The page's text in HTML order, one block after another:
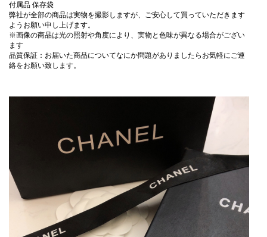
付属品 保存袋
弊社が全部の商品は実物を撮影しますが、ご安心して買っていただきます
ようお願い申し上げます。
※画像の商品は光の照射や角度により、実物と色味が異なる場合がござい
ます
品質保証：お届いた商品についてなにか問題がありましたらお気軽にご連
絡をお願い致します。